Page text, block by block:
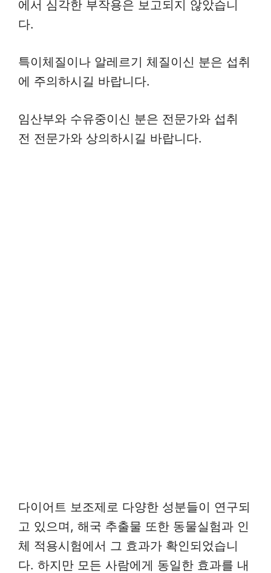
에서 심각한 부작용은 보고되지 않았습니
다.
특이체질이나 알레르기 체질이신 분은 섭취
에 주의하시길 바랍니다.
임산부와 수유중이신 분은 전문가와 섭취
전 전문가와 상의하시길 바랍니다.
다이어트 보조제로 다양한 성분들이 연구되
고 있으며, 해국 추출물 또한 동물실험과 인
체 적용시험에서 그 효과가 확인되었습니
다. 하지만 모든 사람에게 동일한 효과를 내